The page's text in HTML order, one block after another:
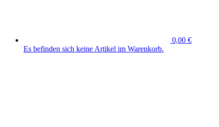
0,00 €
Es befinden sich keine Artikel im Warenkorb.